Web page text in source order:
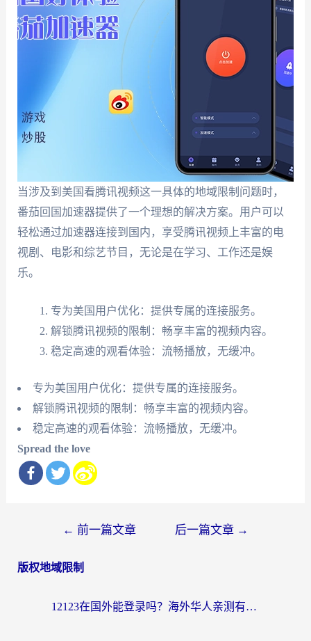
当涉及到美国看腾讯视频这一具体的地域限制问题时，
番茄回国加速器提供了一个理想的解决方案。用户可以
轻松通过加速器连接到国内，享受腾讯视频上丰富的电
视剧、电影和综艺节目，无论是在学习、工作还是娱
乐。
专为美国用户优化：提供专属的连接服务。
解锁腾讯视频的限制：畅享丰富的视频内容。
稳定高速的观看体验：流畅播放，无缓冲。
专为美国用户优化：提供专属的连接服务。
解锁腾讯视频的限制：畅享丰富的视频内容。
稳定高速的观看体验：流畅播放，无缓冲。
Spread the love
导
← 前一篇文章 后一篇文章 →
版权地域限制
12123在国外能登录吗？海外华人亲测有效的回国加速器选择指南